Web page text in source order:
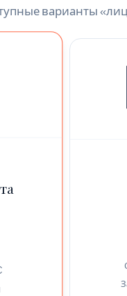
варианты